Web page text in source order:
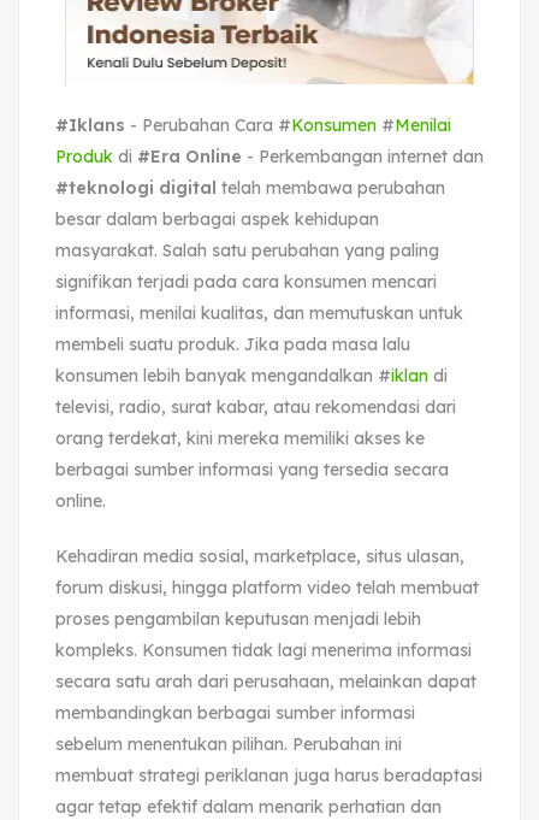
#Iklans - Perubahan Cara #Konsumen #Menilai
Produk di #Era Online - Perkembangan internet dan
#teknologi digital telah membawa perubahan
besar dalam berbagai aspek kehidupan
masyarakat. Salah satu perubahan yang paling
signifikan terjadi pada cara konsumen mencari
informasi, menilai kualitas, dan memutuskan untuk
membeli suatu produk. Jika pada masa lalu
konsumen lebih banyak mengandalkan #iklan di
televisi, radio, surat kabar, atau rekomendasi dari
orang terdekat, kini mereka memiliki akses ke
berbagai sumber informasi yang tersedia secara
online.
Kehadiran media sosial, marketplace, situs ulasan,
forum diskusi, hingga platform video telah membuat
proses pengambilan keputusan menjadi lebih
kompleks. Konsumen tidak lagi menerima informasi
secara satu arah dari perusahaan, melainkan dapat
membandingkan berbagai sumber informasi
sebelum menentukan pilihan. Perubahan ini
membuat strategi periklanan juga harus beradaptasi
agar tetap efektif dalam menarik perhatian dan